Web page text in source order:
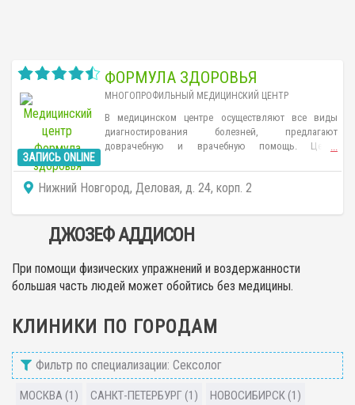
ЗАПИСЬ ONLINE
ФОРМУЛА ЗДОРОВЬЯ
МНОГОПРОФИЛЬНЫЙ МЕДИЦИНСКИЙ ЦЕНТР
В медицинском центре осуществляют все виды
диагностирования болезней, предлагают
доврачебную и врачебную помощь. Центр
невролога, кардиолога, терапевта, ревматолога.
Прием проводится по предварительной записи.
...
Нижний Новгород, Деловая, д. 24, корп. 2
ДЖОЗЕФ АДДИСОН
При помощи физических упражнений и воздержанности
большая часть людей может обойтись без медицины.
КЛИНИКИ ПО ГОРОДАМ
Фильтр по специализации: Сексолог
МОСКВА (1) САНКТ-ПЕТЕРБУРГ (1) НОВОСИБИРСК (1)